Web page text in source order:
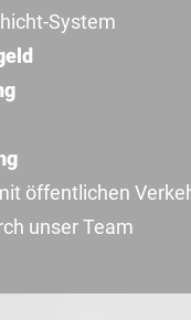
System
öffentlichen
unser Team